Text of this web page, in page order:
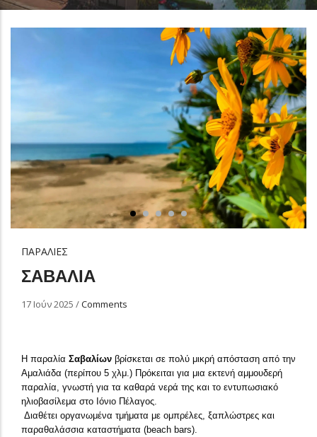
ΠΑΡΑΛΙΕΣ
ΣΑΒΑΛΙΑ
17 Ιούν 2025 /Comments
Η παραλία Σαβαλίων βρίσκεται σε πολύ μικρή απόσταση από την
Αμαλιάδα (περίπου 5 χλμ.) Πρόκειται για μια εκτενή αμμουδερή
παραλία, γνωστή για τα καθαρά νερά της και το εντυπωσιακό
ηλιοβασίλεμα στο Ιόνιο Πέλαγος.
Διαθέτει οργανωμένα τμήματα με ομπρέλες, ξαπλώστρες και
παραθαλάσσια καταστήματα (beach bars).